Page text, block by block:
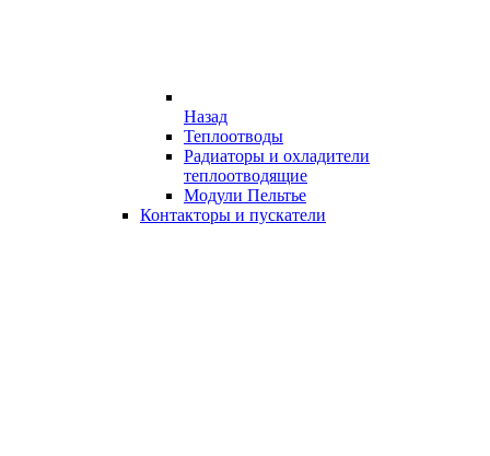
Назад
Теплоотводы
Радиаторы и охладители
теплоотводящие
Модули Пельтье
Контакторы и пускатели